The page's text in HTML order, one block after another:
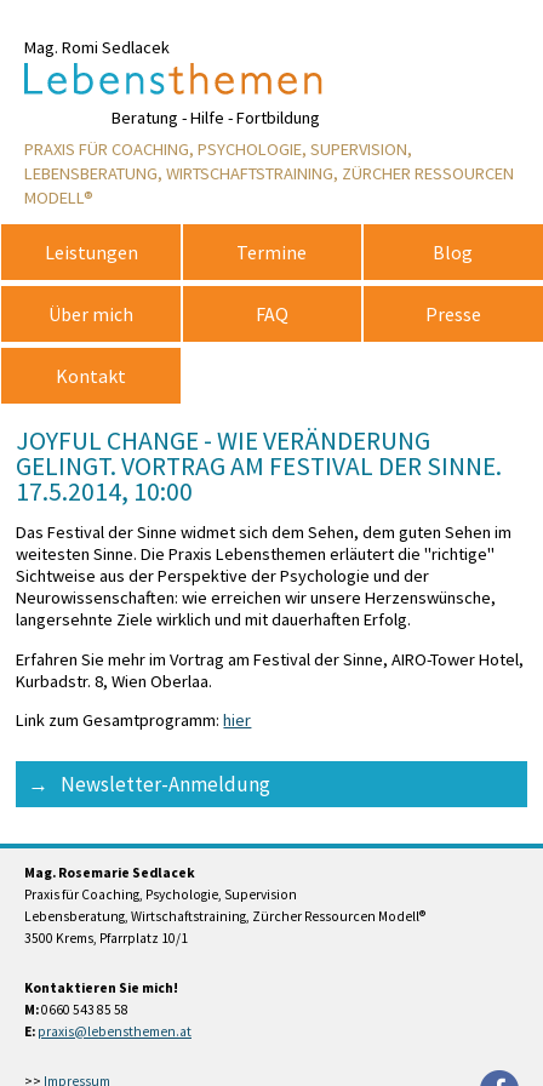
Mag. Romi Sedlacek
Beratung - Hilfe - Fortbildung
PRAXIS FÜR COACHING, PSYCHOLOGIE, SUPERVISION,
LEBENSBERATUNG, WIRTSCHAFTSTRAINING, ZÜRCHER RESSOURCEN
MODELL®
Leistungen Termine Blog
Über mich FAQ Presse
Kontakt
JOYFUL CHANGE - WIE VERÄNDERUNG
GELINGT. VORTRAG AM FESTIVAL DER SINNE.
17.5.2014, 10:00
Das Festival der Sinne widmet sich dem Sehen, dem guten Sehen im
weitesten Sinne. Die Praxis Lebensthemen erläutert die "richtige"
Sichtweise aus der Perspektive der Psychologie und der
Neurowissenschaften: wie erreichen wir unsere Herzenswünsche,
langersehnte Ziele wirklich und mit dauerhaften Erfolg.
Erfahren Sie mehr im Vortrag am Festival der Sinne, AIRO-Tower Hotel,
Kurbadstr. 8, Wien Oberlaa.
Link zum Gesamtprogramm:hier
Newsletter-Anmeldung
Mag. Rosemarie Sedlacek
Praxis für Coaching, Psychologie, Supervision
Lebensberatung, Wirtschaftstraining, Zürcher Ressourcen Modell®
3500 Krems, Pfarrplatz 10/1
Kontaktieren Sie mich!
M:0660 543 85 58
E:
>> Impressum